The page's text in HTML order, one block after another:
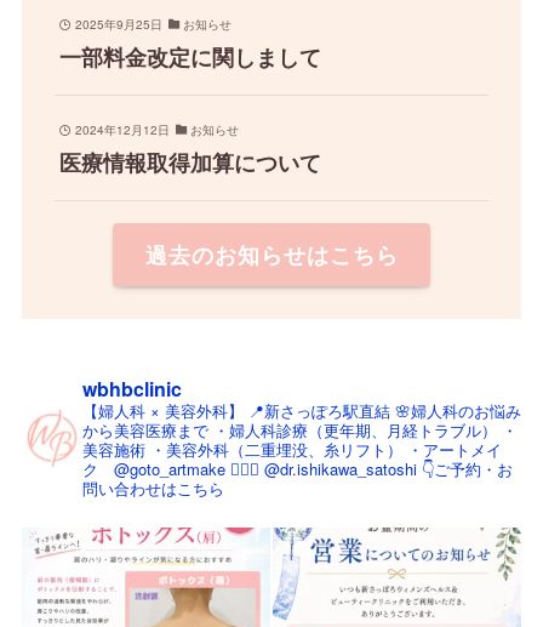
2025年9月25日 お知らせ
一部料金改定に関しまして
2024年12月12日 お知らせ
医療情報取得加算について
過去のお知らせはこちら
wbhbclinic
【婦人科 × 美容外科】 📍新さっぽろ駅直結🌸婦人科のお悩み
から美容医療まで・婦人科診療（更年期、月経トラブル）
・
美容施術・美容外科（二重埋没、糸リフト）
・アートメイ
ク @goto_artmake 👨🏻‍⚕️ @dr.ishikawa_satoshi 👇ご予約・お
問い合わせはこちら